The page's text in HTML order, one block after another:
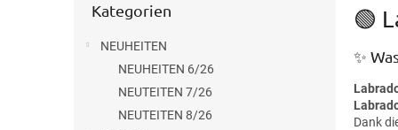
überspringen
Kategorien
NEUHEITEN
NEUHEITEN 6/26
NEUTEITEN 7/26
NEUTEITEN 8/26
🟢
✨
Dank